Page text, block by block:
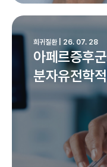
아페르증후
분자유전학
희귀질환 | 26. 07. 28